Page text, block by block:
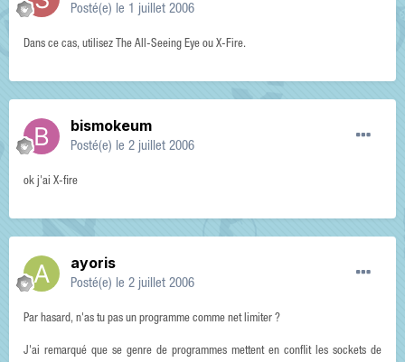
Posté(e) le 1 juillet 2006
Dans ce cas, utilisez The All-Seeing Eye ou X-Fire.
bismokeum
Posté(e) le 2 juillet 2006
ok j'ai X-fire
ayoris
Posté(e) le 2 juillet 2006
Par hasard, n'as tu pas un programme comme net limiter ?
J'ai remarqué que se genre de programmes mettent en conflit les sockets de